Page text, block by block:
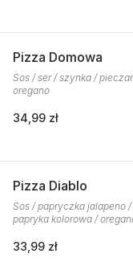
Pizza Domowa
Sos / ser / szynka /
oregano
34,99 zł
Pizza Diablo
Sos / papryczka jalapeno
papryka kolorowa /
33,99 zł